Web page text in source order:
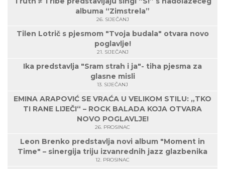
albuma “Zimstrela”
26. SIJEČANJ
Tilen Lotrič s pjesmom "Tvoja budala" otvara novo
poglavlje!
21. SIJEČANJ
Ika predstavlja "Sram strah i ja"- tiha pjesma za
glasne misli
13. SIJEČANJ
EMINA ARAPOVIĆ SE VRAĆA U VELIKOM STILU: „TKO
TI RANE LIJEČI“ – ROCK BALADA KOJA OTVARA
NOVO POGLAVLJE!
26. PROSINAC
Leon Brenko predstavlja novi album "Moment in
Time" – sinergija triju izvanrednih jazz glazbenika
12. PROSINAC